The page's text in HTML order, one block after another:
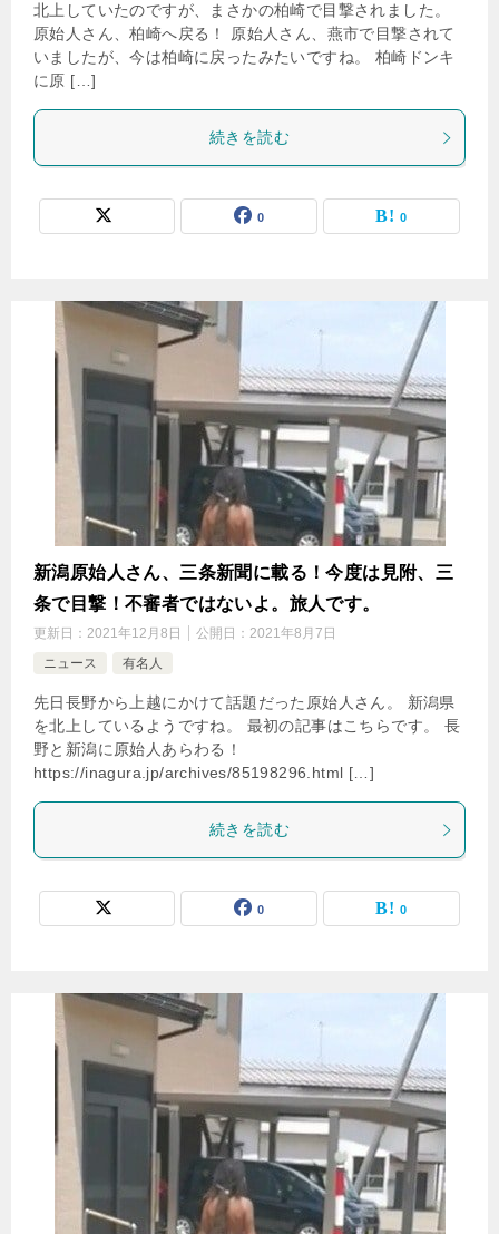
北上していたのですが、まさかの柏崎で目撃されました。
原始人さん、柏崎へ戻る！ 原始人さん、燕市で目撃されて
いましたが、今は柏崎に戻ったみたいですね。 柏崎ドンキ
に原 […]
続きを読む
0 0
新潟原始人さん、三条新聞に載る！今度は見附、三
条で目撃！不審者ではないよ。旅人です。
更新日： 2021年12月8日 公開日： 2021年8月7日
ニュース
有名人
先日長野から上越にかけて話題だった原始人さん。 新潟県
を北上しているようですね。 最初の記事はこちらです。 長
野と新潟に原始人あらわる！
https://inagura.jp/archives/85198296.html […]
続きを読む
0 0